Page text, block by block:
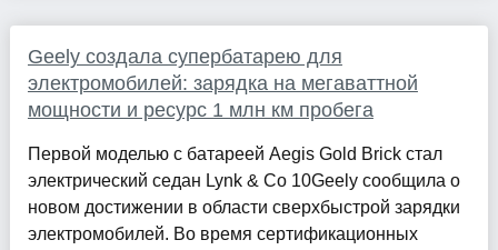
Geely создала супербатарею для
электромобилей: зарядка на мегаваттной
мощности и ресурс 1 млн км пробега
Первой моделью с батареей Aegis Gold Brick стал
электрический седан Lynk & Co 10Geely сообщила о
новом достижении в области сверхбыстрой зарядки
электромобилей. Во время сертификационных